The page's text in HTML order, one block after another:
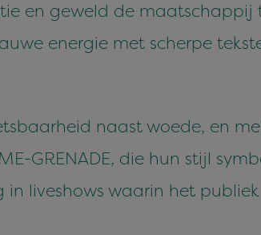
en geweld de maatschappij
energie met scherpe
naast woede, en
GRENADE, die hun stijl
in liveshows waarin het